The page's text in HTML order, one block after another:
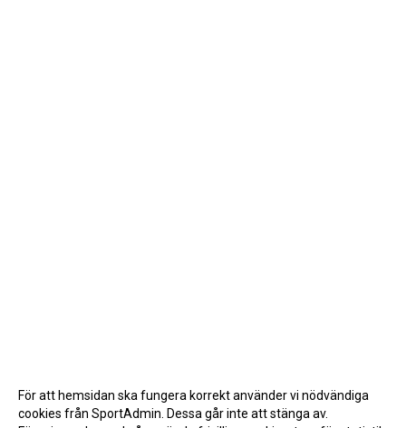
För att hemsidan ska fungera korrekt använder vi nödvändiga
cookies från SportAdmin. Dessa går inte att stänga av.